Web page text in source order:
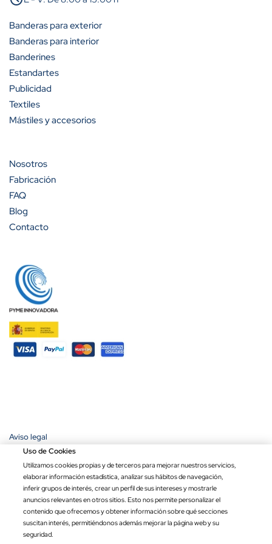
Precio por unidad Opciones totales Total
Banderas para exterior
Banderas para interior
Banderines
Estandartes
Publicidad
Textiles
Mástiles y accesorios
Nosotros
Fabricación
FAQ
Blog
Contacto
Aviso legal
Política de privacidad
Condiciones de compra
Ley de transparencia
Copyright © 2026 Banderas Puerta de Hierro®. Todos los derechos
reservados.
Uso de Cookies
Utilizamos cookies propias y de terceros para mejorar nuestros servicios,
elaborar información estadística, analizar sus hábitos de navegación,
inferir grupos de interés, crear un perfil de sus intereses y mostrarle
anuncios relevantes en otros sitios. Esto nos permite personalizar el
contenido que ofrecemos y obtener información sobre qué secciones
suscitan interés, permitiéndonos además mejorar la página web y su
seguridad.